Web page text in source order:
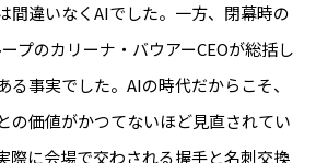
間違いなくAIでした。一方、閉幕時の
プのカリーナ・バウアーCEOが総括し
る事実でした。AIの時代だからこそ、
の価値がかつてないほど見直されてい
際に会場で交わされる握手と名刺交換